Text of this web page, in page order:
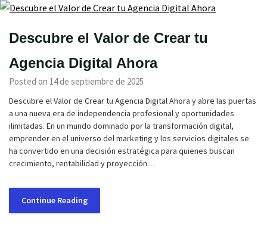
Descubre el Valor de Crear tu
Agencia Digital Ahora
Posted on 14 de septiembre de 2025
Descubre el Valor de Crear tu Agencia Digital Ahora y abre las puertas
a una nueva era de independencia profesional y oportunidades
ilimitadas. En un mundo dominado por la transformación digital,
emprender en el universo del marketing y los servicios digitales se
ha convertido en una decisión estratégica para quienes buscan
crecimiento, rentabilidad y proyección…
Continue Reading